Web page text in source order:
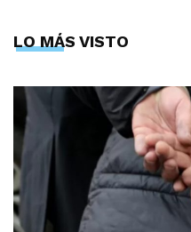
LO MÁS VISTO